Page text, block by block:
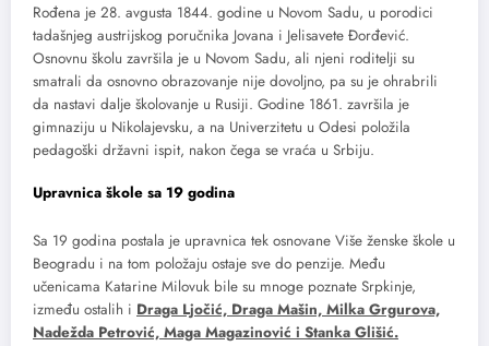
Rođena je 28. avgusta 1844. godine u Novom Sadu, u porodici
tadašnjeg austrijskog poručnika Jovana i Jelisavete Đorđević.
Osnovnu školu završila je u Novom Sadu, ali njeni roditelji su
smatrali da osnovno obrazovanje nije dovoljno, pa su je ohrabrili
da nastavi dalje školovanje u Rusiji. Godine 1861. završila je
gimnaziju u Nikolajevsku, a na Univerzitetu u Odesi položila
pedagoški državni ispit, nakon čega se vraća u Srbiju.
Upravnica škole sa 19 godina
Sa 19 godina postala je upravnica tek osnovane Više ženske škole u
Beogradu i na tom položaju ostaje sve do penzije. Među
učenicama Katarine Milovuk bile su mnoge poznate Srpkinje,
između ostalih i Draga Ljočić, Draga Mašin, Milka Grgurova,
Nadežda Petrović, Maga Magazinović i Stanka Glišić.